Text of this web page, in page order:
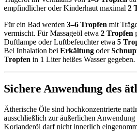
empfindlicher oder Kinderhaut maximal 2
Für ein Bad werden 3–6 Tropfen mit
vermischt. Für Massageöl etwa 2 Tropfen
Duftlampe oder Luftbefeuchter etwa 5
Bei Inhalation bei Erkältung oder
Tropfen in 1 Liter heißes Wasser gegeben.
Sichere Anwendung des
Ätherische Öle sind hochkonzentrierte
ausschließlich zur äußerlichen
Korianderöl darf nicht innerlich